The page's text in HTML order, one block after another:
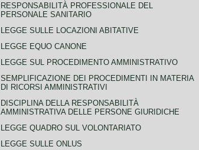
RESPONSABILITÀ PROFESSIONALE DEL
PERSONALE SANITARIO
LEGGE SULLE LOCAZIONI ABITATIVE
LEGGE EQUO CANONE
LEGGE SUL PROCEDIMENTO AMMINISTRATIVO
SEMPLIFICAZIONE DEI PROCEDIMENTI IN MATERIA
DI RICORSI AMMINISTRATIVI
DISCIPLINA DELLA RESPONSABILITÀ
AMMINISTRATIVA DELLE PERSONE GIURIDICHE
LEGGE QUADRO SUL VOLONTARIATO
LEGGE SULLE ONLUS